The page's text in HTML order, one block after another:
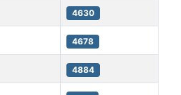
4630
4678
4884